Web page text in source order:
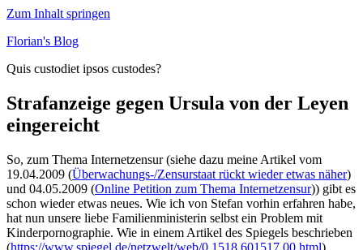
Zum Inhalt springen
Florian's Blog
Quis custodiet ipsos custodes?
Strafanzeige gegen Ursula von der Leyen
eingereicht
So, zum Thema Internetzensur (siehe dazu meine Artikel vom
19.04.2009 (Überwachungs-/Zensurstaat rückt wieder etwas näher)
und 04.05.2009 (Online Petition zum Thema Internetzensur)) gibt es
schon wieder etwas neues. Wie ich von Stefan vorhin erfahren habe,
hat nun unsere liebe Familienministerin selbst ein Problem mit
Kinderpornographie. Wie in einem Artikel des Spiegels beschrieben
(https://www.spiegel.de/netzwelt/web/0,1518,601517,00.html)